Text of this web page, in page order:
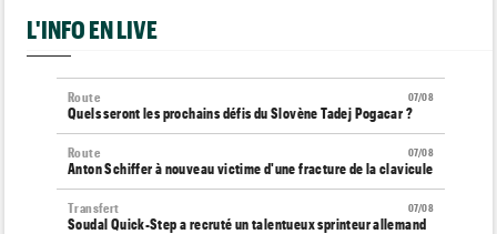
L'INFO EN LIVE
07/08
Route
Quels seront les prochains défis du Slovène Tadej Pogacar ?
07/08
Route
Anton Schiffer à nouveau victime d'une fracture de la clavicule
07/08
Transfert
Soudal Quick-Step a recruté un talentueux sprinteur allemand